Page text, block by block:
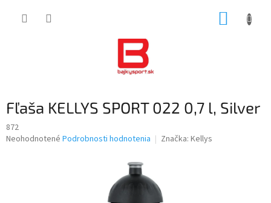
Fľaša KELLYS SPORT 022 0,7 l, Silver
872
Priemerné
Neohodnotené Podrobnosti hodnotenia Značka: Kellys